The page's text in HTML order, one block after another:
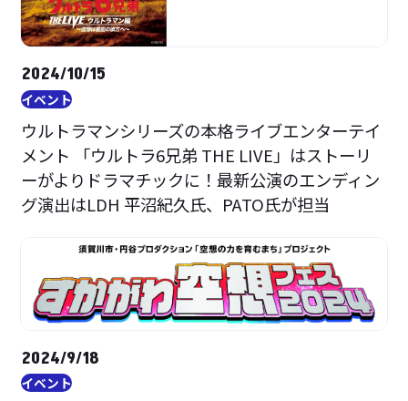
2024/10/15
イベント
ウルトラマンシリーズの本格ライブエンターテイ
メント 「ウルトラ6兄弟 THE LIVE」はストーリ
ーがよりドラマチックに！最新公演のエンディン
グ演出はLDH 平沼紀久氏、PATO氏が担当
2024/9/18
イベント